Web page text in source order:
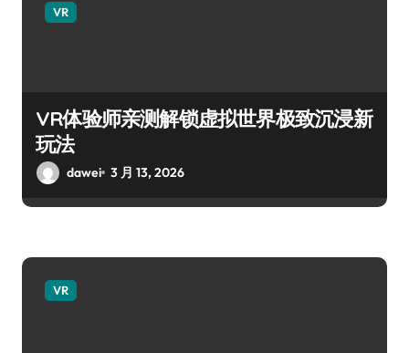
VR
VR体验师亲测解锁虚拟世界极致沉浸新
玩法
dawei 3 月 13, 2026
VR